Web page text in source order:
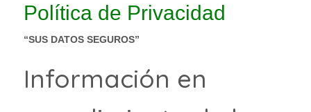
Política de Privacidad
“SUS DATOS SEGUROS”
Información en